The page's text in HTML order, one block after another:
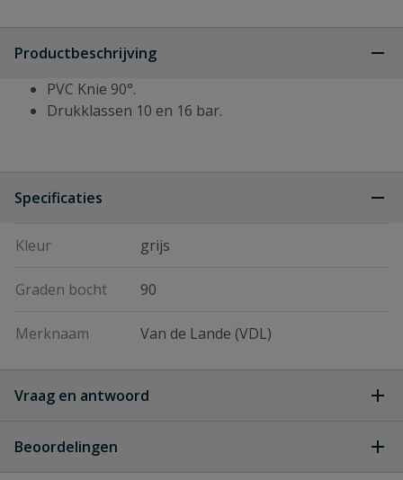
Productbeschrijving
PVC Knie 90°.
Drukklassen 10 en 16 bar.
Specificaties
Kleur grijs
Graden bocht 90
Merknaam Van de Lande (VDL)
Vraag en antwoord
Beoordelingen